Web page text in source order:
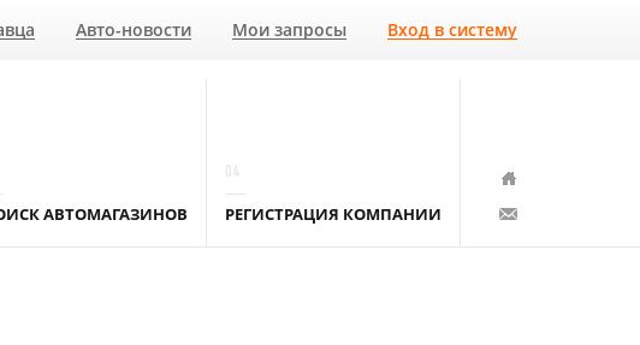
Авто-новости Мои запросы Вход в систему
АВТОМАГАЗИНОВ РЕГИСТРАЦИЯ КОМПАНИИ